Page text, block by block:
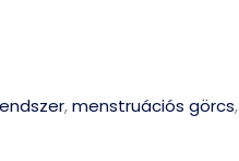
,menstruációs görcs,